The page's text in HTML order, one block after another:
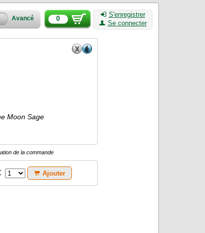
Avancé 0
S'enregistrer
Se connecter
Moon Sage
de la commande
Ajouter